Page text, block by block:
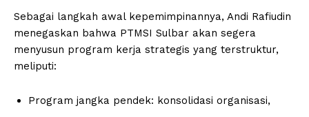
Sebagai langkah awal kepemimpinannya, Andi Rafiudin
menegaskan bahwa PTMSI Sulbar akan segera
menyusun program kerja strategis yang terstruktur,
meliputi:
Program jangka pendek: konsolidasi organisasi,